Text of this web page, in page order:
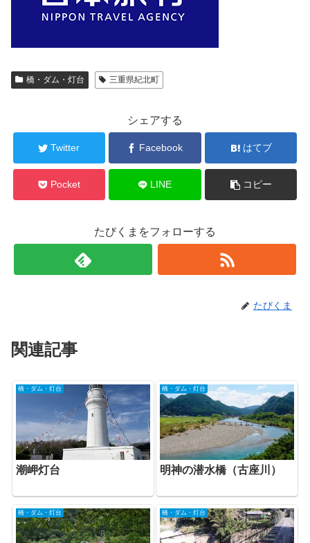
橋・ダム・灯台 三重県紀北町
シェアする
Twitter Facebook はてブ
Pocket LINE コピー
たびくまをフォローする
たびくま
関連記事
橋・ダム・灯台
潮岬灯台
橋・ダム・灯台
明神の潜水橋（古座川）
橋・ダム・灯台 橋・ダム・灯台